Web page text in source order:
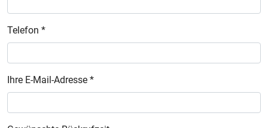
Telefon *
Ihre E-Mail-Adresse *